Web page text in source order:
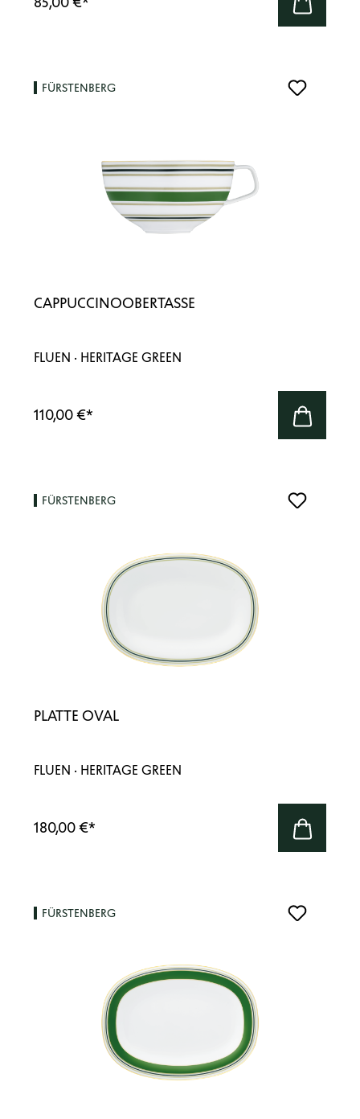
FÜRSTENBERG
CAPPUCCINOOBERTASSE
FLUEN · HERITAGE GREEN
110,00 €*
FÜRSTENBERG
PLATTE OVAL
FLUEN · HERITAGE GREEN
180,00 €*
FÜRSTENBERG